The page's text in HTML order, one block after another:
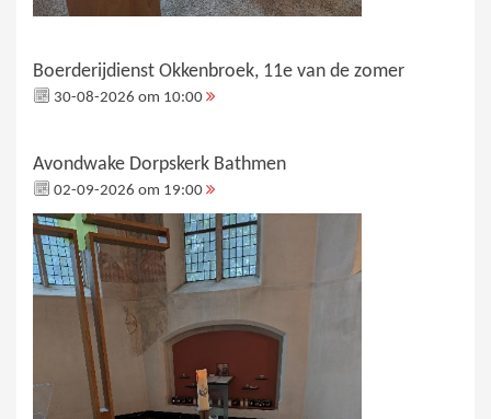
Boerderijdienst Okkenbroek, 11e van de zomer
30-08-2026 om 10:00
Avondwake Dorpskerk Bathmen
02-09-2026 om 19:00